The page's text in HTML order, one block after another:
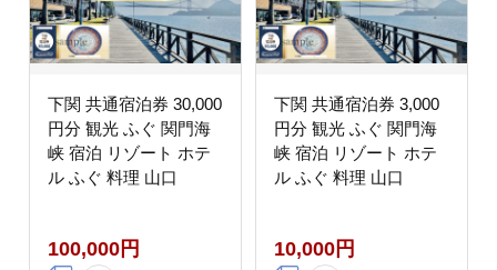
下関 共通宿泊券 30,000
円分 観光 ふぐ 関門海
峡 宿泊 リゾート ホテ
ル ふぐ 料理 山口
100,000円
下関 共通宿泊券 3,000
円分 観光 ふぐ 関門海
峡 宿泊 リゾート ホテ
ル ふぐ 料理 山口
10,000円